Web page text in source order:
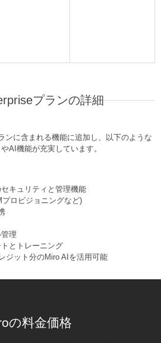
プランの詳細
ンに含まれる機能に追加し、以下のような
AI機能が充実しています。
キュリティと管理機能
ロビジョニングなど)
理
とトレーニング
ジット分のMiro AIを活用可能
の料金価格